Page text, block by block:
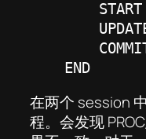
START
UPDATE
    END
在两个 session
程。会发现